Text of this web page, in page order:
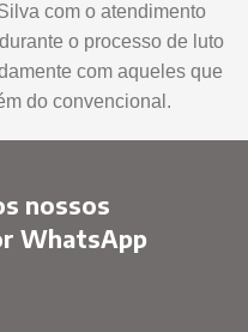
com o atendimento
o processo de luto
com aqueles que
do convencional.
nossos
WhatsApp